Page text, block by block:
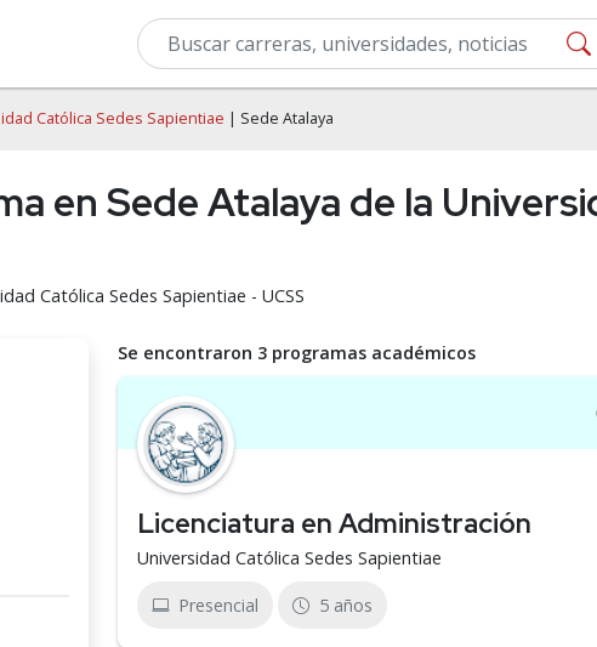
Católica Sedes Sapientiae | Sede Atalaya
en Sede Atalaya de la
Católica Sedes Sapientiae - UCSS
Se encontraron 3 programas académicos
Licenciatura en Administración
Universidad Católica Sedes Sapientiae
Presencial 5 años